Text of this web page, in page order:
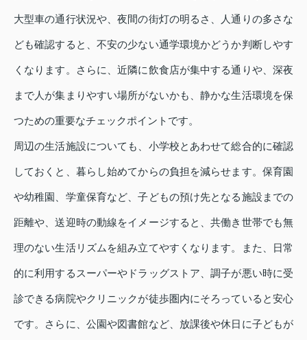
大型車の通行状況や、夜間の街灯の明るさ、人通りの多さな
ども確認すると、不安の少ない通学環境かどうか判断しやす
くなります。さらに、近隣に飲食店が集中する通りや、深夜
まで人が集まりやすい場所がないかも、静かな生活環境を保
つための重要なチェックポイントです。
周辺の生活施設についても、小学校とあわせて総合的に確認
しておくと、暮らし始めてからの負担を減らせます。保育園
や幼稚園、学童保育など、子どもの預け先となる施設までの
距離や、送迎時の動線をイメージすると、共働き世帯でも無
理のない生活リズムを組み立てやすくなります。また、日常
的に利用するスーパーやドラッグストア、調子が悪い時に受
診できる病院やクリニックが徒歩圏内にそろっていると安心
です。さらに、公園や図書館など、放課後や休日に子どもが